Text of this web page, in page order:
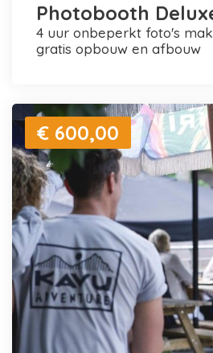
Photobooth
4 uur onbeperkt foto's maken en printen +
gratis opbouw en afbouw
€ 600,00